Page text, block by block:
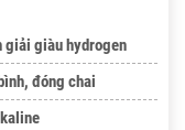
giải giàu hydrogen
đóng chai